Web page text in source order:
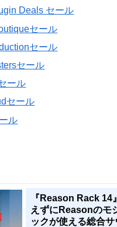
Deals セール
セール
セール
セール
ール
セール
ル
『Reason Rack 14
えずにReasonのモ
ックが使える総合